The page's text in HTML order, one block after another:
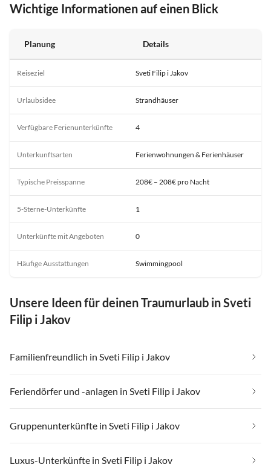
Wichtige Informationen auf einen Blick
Planung Details
Reiseziel Sveti Filip i Jakov
Urlaubsidee Strandhäuser
Verfügbare Ferienunterkünfte 4
Unterkunftsarten Ferienwohnungen & Ferienhäuser
Typische Preisspanne 208€ – 208€ pro Nacht
5-Sterne-Unterkünfte 1
Unterkünfte mit Angeboten 0
Häufige Ausstattungen Swimmingpool
Unsere Ideen für deinen Traumurlaub in Sveti
Filip i Jakov
Familienfreundlich in Sveti Filip i Jakov
Feriendörfer und -anlagen in Sveti Filip i Jakov
Gruppenunterkünfte in Sveti Filip i Jakov
Luxus-Unterkünfte in Sveti Filip i Jakov